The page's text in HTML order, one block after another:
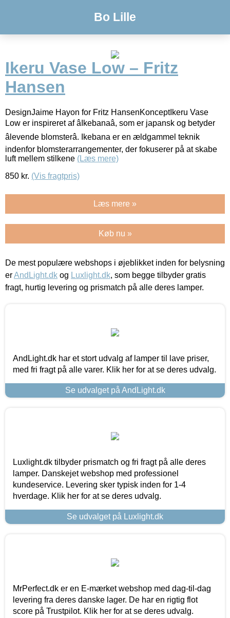
Bo Lille
Ikeru Vase Low – Fritz
Hansen
DesignJaime Hayon for Fritz HansenKonceptIkeru Vase
Low er inspireret af âIkebanaâ, som er japansk og betyder
âlevende blomsterâ. Ikebana er en ældgammel teknik
indenfor blomsterarrangementer, der fokuserer på at skabe
luft mellem stilkene (Læs mere)
850 kr. (Vis fragtpris)
Læs mere »
Køb nu »
De mest populære webshops i øjeblikket inden for belysning
erAndLight.dk og Luxlight.dk, som begge tilbyder gratis
fragt, hurtig levering og prismatch på alle deres lamper.
AndLight.dk har et stort udvalg af lamper til lave priser,
med fri fragt på alle varer. Klik her for at se deres udvalg.
Se udvalget på AndLight.dk
Luxlight.dk tilbyder prismatch og fri fragt på alle deres
lamper. Danskejet webshop med professionel
kundeservice. Levering sker typisk inden for 1-4
hverdage. Klik her for at se deres udvalg.
Se udvalget på Luxlight.dk
MrPerfect.dk er en E-mærket webshop med dag-til-dag
levering fra deres danske lager. De har en rigtig flot
score på Trustpilot. Klik her for at se deres udvalg.